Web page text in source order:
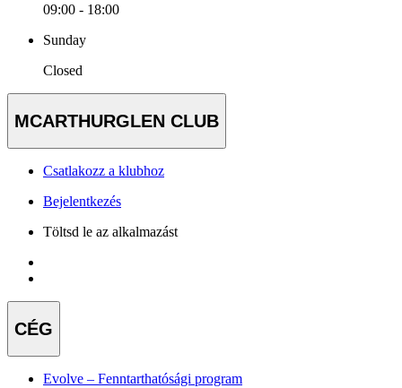
09:00 - 18:00
Sunday
Closed
MCARTHURGLEN CLUB
Csatlakozz a klubhoz
Bejelentkezés
Töltsd le az alkalmazást
CÉG
Evolve – Fenntarthatósági program